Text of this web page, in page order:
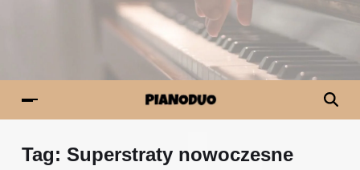
Tag: Superstraty nowoczesne